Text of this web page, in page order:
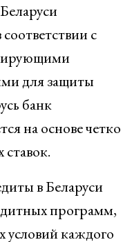
с
для защиты
банк
на основе четко
в Беларуси
программ,
условий каждого